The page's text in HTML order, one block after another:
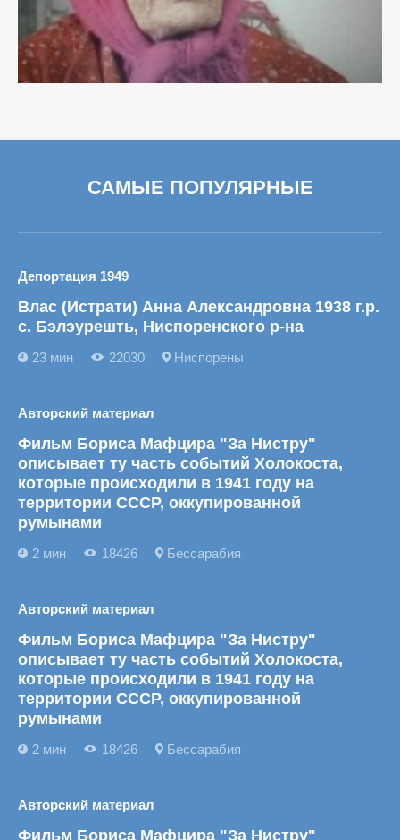
САМЫЕ ПОПУЛЯРНЫЕ
Депортация 1949
Влас (Истрати) Анна Александровна 1938 г.р.
с. Бэлэурешть, Ниспоренского р-на
23 мин 22030 Ниспорены
Авторский материал
Фильм Бориса Мафцира "За Нистру"
описывает ту часть событий Холокоста,
которые происходили в 1941 году на
территории СССР, оккупированной
румынами
2 мин 18426 Бессарабия
Авторский материал
Фильм Бориса Мафцира "За Нистру"
описывает ту часть событий Холокоста,
которые происходили в 1941 году на
территории СССР, оккупированной
румынами
2 мин 18426 Бессарабия
Авторский материал
Фильм Бориса Мафцира "За Нистру"